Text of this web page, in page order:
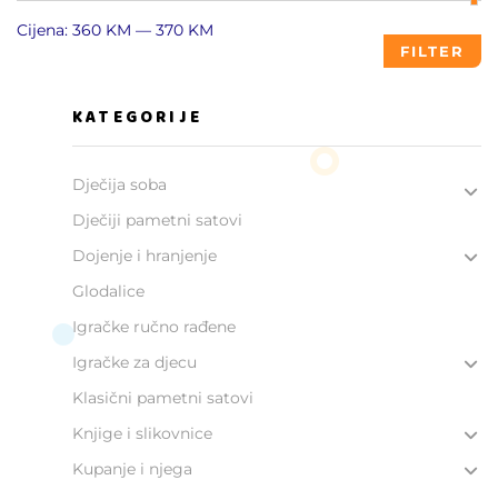
FILTER
Cijena: 360 KM — 370 KM
KATEGORIJE
Dječija soba
Dječiji pametni satovi
Dojenje i hranjenje
Glodalice
Igračke ručno rađene
Igračke za djecu
Klasični pametni satovi
Knjige i slikovnice
Kupanje i njega